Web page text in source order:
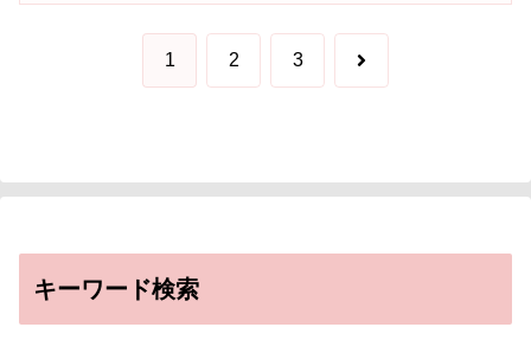
1 2 3 次
キーワード検索